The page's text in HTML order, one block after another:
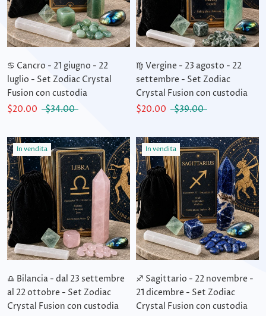
♋ Cancro - 21 giugno - 22
luglio - Set Zodiac Crystal
Fusion con custodia
$20.00
$34.00
♍ Vergine - 23 agosto - 22
settembre - Set Zodiac
Crystal Fusion con custodia
$20.00
$39.00
In vendita
♎ Bilancia - dal 23 settembre
al 22 ottobre - Set Zodiac
Crystal Fusion con custodia
In vendita
♐ Sagittario - 22 novembre -
21 dicembre - Set Zodiac
Crystal Fusion con custodia